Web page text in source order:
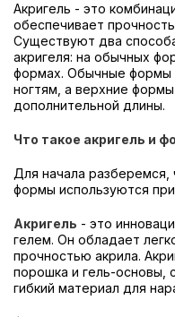
Акригель - это
обеспечивает
Существуют два
акригеля: на обычных
формах. Обычные формы
ногтям, а верхние
дополнительной длины.
Что такое акригель и
Для начала разберемся,
формы используются
Акригель - это
гелем. Он обладает
прочностью акрила.
порошка и гель-основы,
гибкий материал для